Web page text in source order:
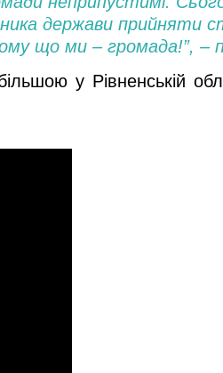
держави прийняти
що ми – громада!”, –
у Рівненській